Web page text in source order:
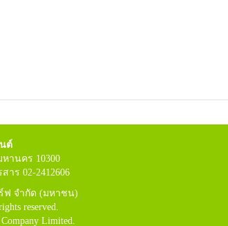
ต์
านคร 10300
าร 02-2412606
ฟ จำกัด (มหาชน)
reserved.
Limited.